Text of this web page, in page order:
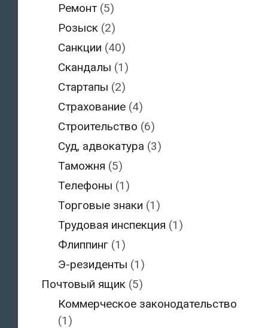
Ремонт (5)
Розыск (2)
Санкции (40)
Скандалы (1)
Стартапы (2)
Страхование (4)
Строительство (6)
Суд, адвокатура (3)
Таможня (5)
Телефоны (1)
Торговые знаки (1)
Трудовая инспекция (1)
Флиппинг (1)
Э-резиденты (1)
Почтовый ящик(5)
Коммерческое законодательство
(1)